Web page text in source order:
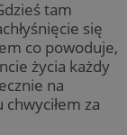
tam
się
co powoduje,
życia każdy
na
za